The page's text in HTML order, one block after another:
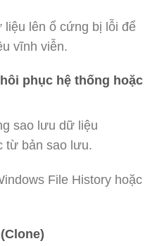
liệu lên ổ cứng bị lỗi để
vĩnh viễn.
phục hệ thống hoặc
sao lưu dữ liệu
từ bản sao lưu.
File History hoặc